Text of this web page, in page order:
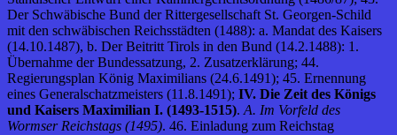
Der Schwäbische Bund der Rittergesellschaft St. Georgen-Schild
mit den schwäbischen Reichsstädten (1488): a. Mandat des Kaisers
(14.10.1487), b. Der Beitritt Tirols in den Bund (14.2.1488): 1.
Übernahme der Bundessatzung, 2. Zusatzerklärung; 44.
Regierungsplan König Maximilians (24.6.1491); 45. Ernennung
eines Generalschatzmeisters (11.8.1491); IV. Die Zeit des Königs
und Kaisers Maximilian I. (1493-1515). A. Im Vorfeld des
Wormser Reichstags (1495). 46. Einladung zum Reichstag